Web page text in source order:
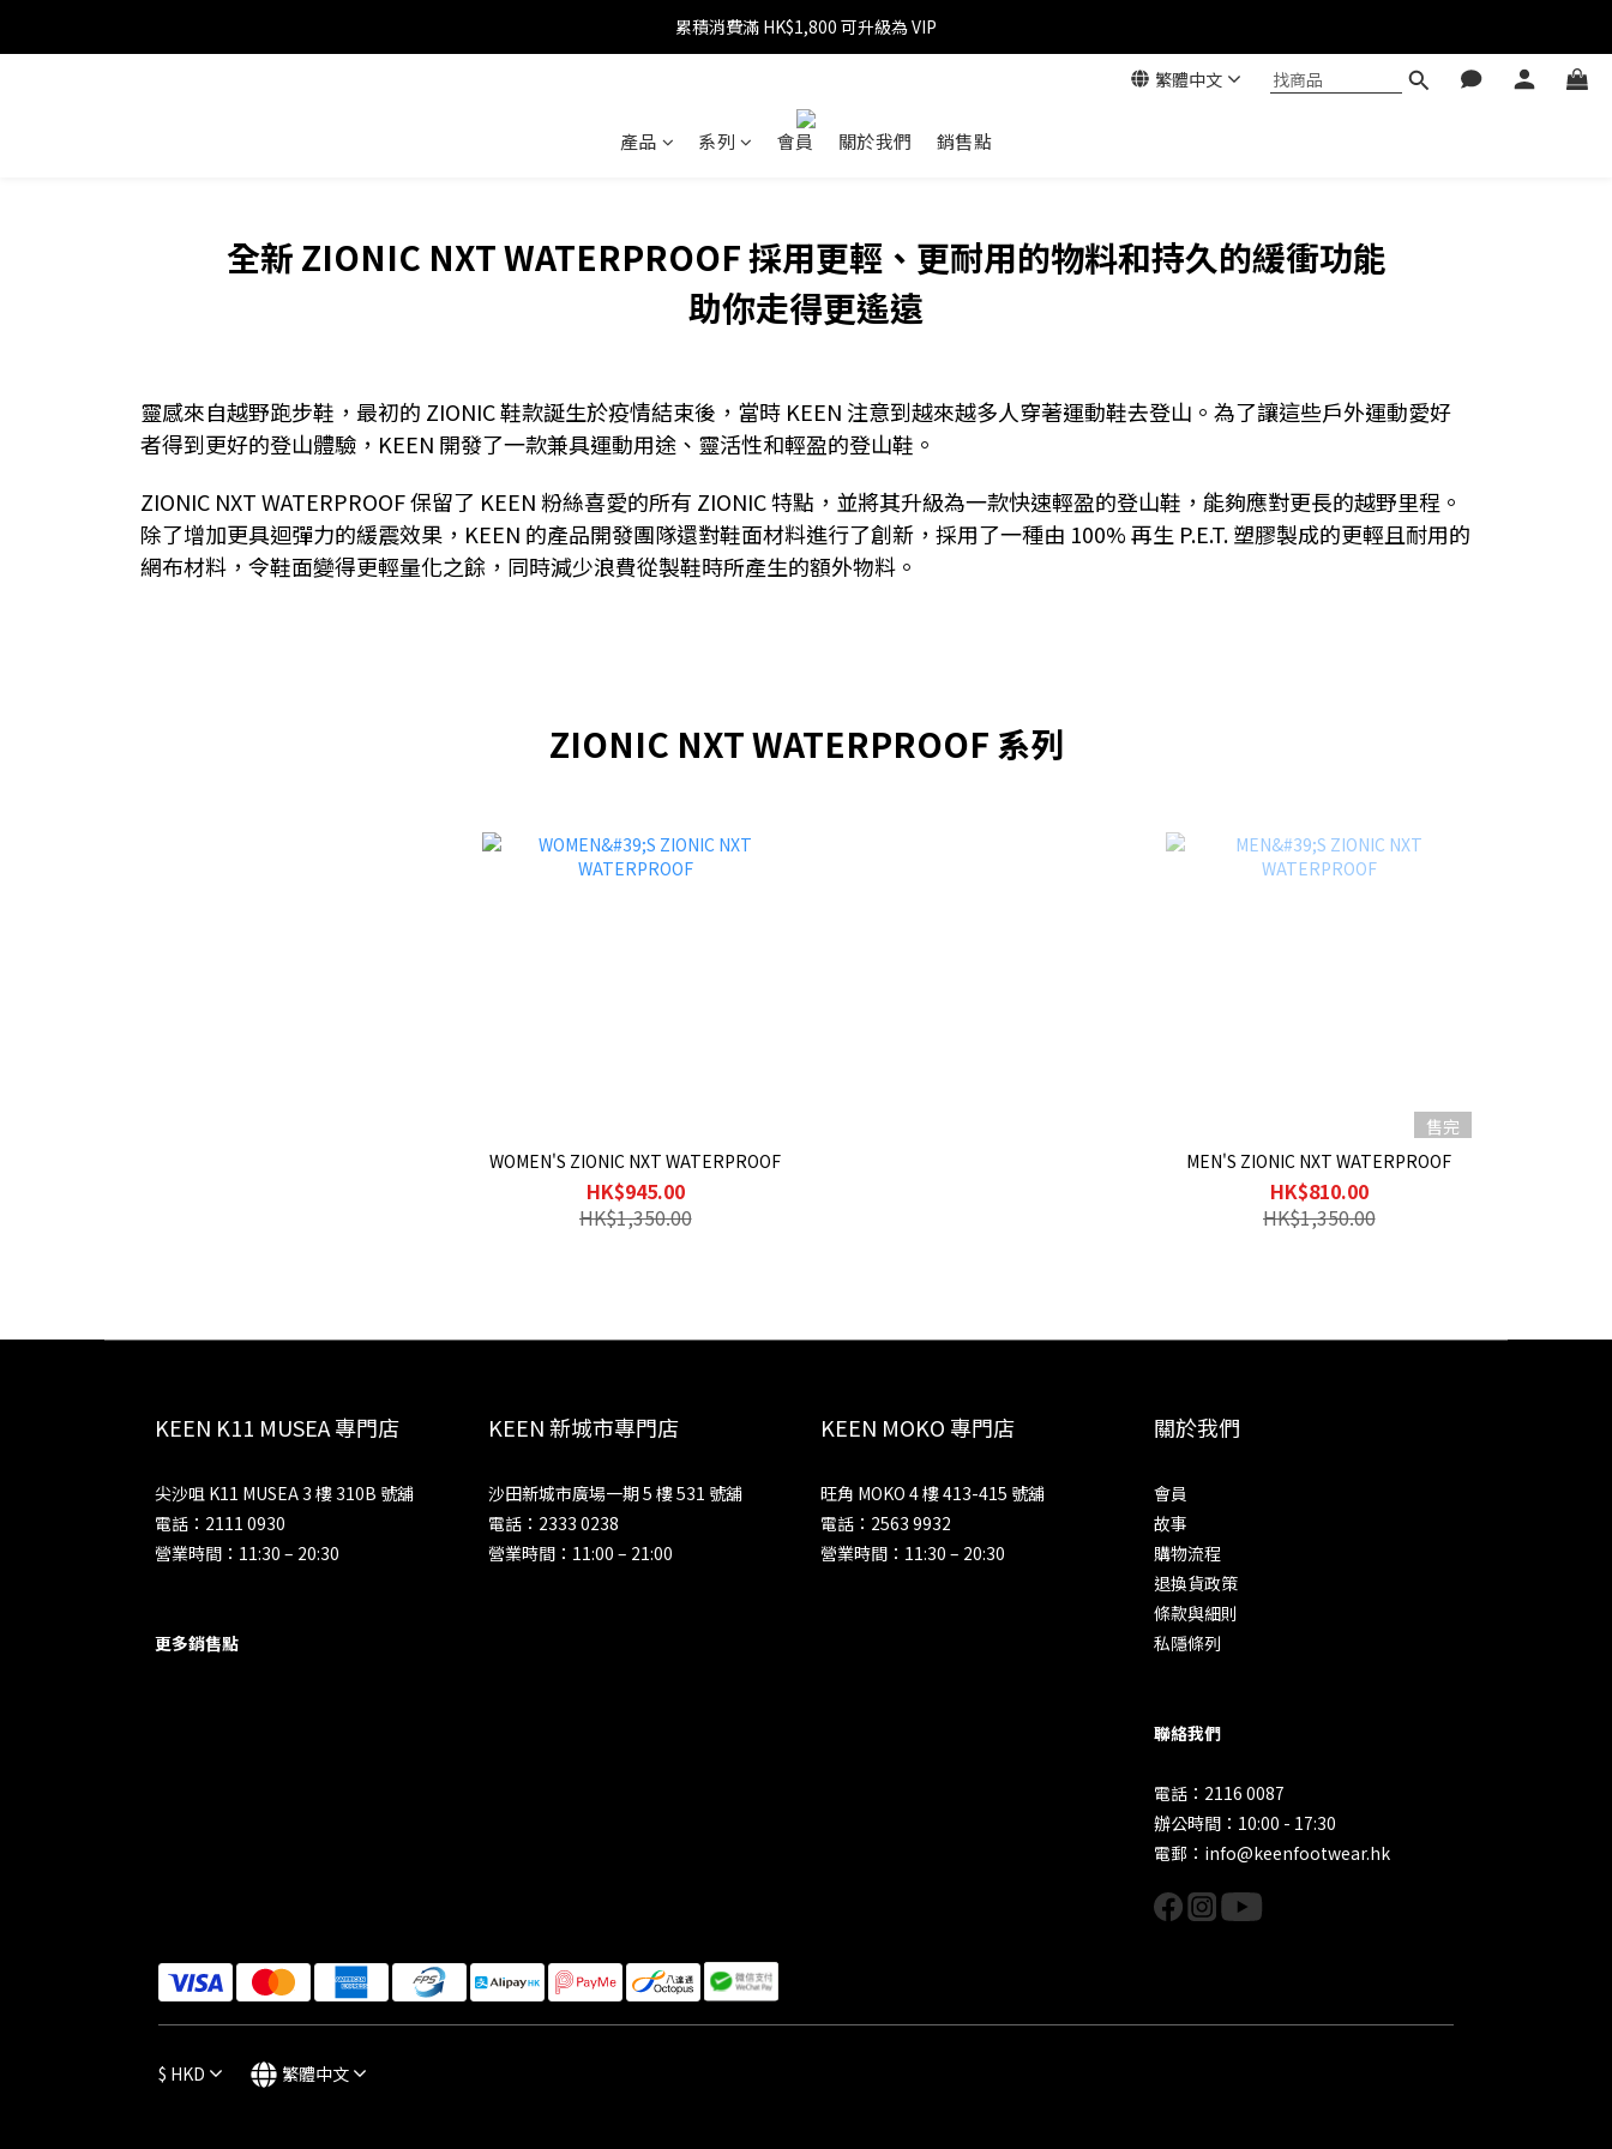
消費滿 HK$599 免運費
累積消費滿 HK$1,800 可升級為 VIP
消費滿 HK$599 免運費
繁體中文
產品 系列 會員 關於我們 銷售點
全新 ZIONIC NXT WATERPROOF 採用更輕、更耐用的物料和持久的緩衝功能
助你走得更遙遠
靈感來自越野跑步鞋，最初的 ZIONIC 鞋款誕生於疫情結束後，當時 KEEN 注意到越來越多人穿著運動鞋去登山。為了讓這些戶外運動愛好
者得到更好的登山體驗，KEEN 開發了一款兼具運動用途、靈活性和輕盈的登山鞋。
ZIONIC NXT WATERPROOF 保留了 KEEN 粉絲喜愛的所有 ZIONIC 特點，並將其升級為一款快速輕盈的登山鞋，能夠應對更長的越野里程。
除了增加更具迴彈力的緩震效果，KEEN 的產品開發團隊還對鞋面材料進行了創新，採用了一種由 100% 再生 P.E.T. 塑膠製成的更輕且耐用的
網布材料，令鞋面變得更輕量化之餘，同時減少浪費從製鞋時所產生的額外物料。
ZIONIC NXT WATERPROOF 系列
WOMEN'S ZIONIC NXT WATERPROOF
HK$945.00
HK$1,350.00
售完
MEN'S ZIONIC NXT WATERPROOF
HK$810.00
HK$1,350.00
KEEN K11 MUSEA 專門店
尖沙咀 K11 MUSEA 3 樓 310B 號舖
電話：2111 0930
營業時間：11:30 – 20:30
更多銷售點
KEEN 新城市專門店
沙田新城市廣場一期 5 樓 531 號舖
電話：2333 0238
營業時間：11:00 – 21:00
KEEN MOKO 專門店
旺角 MOKO 4 樓 413-415 號舖
電話：2563 9932
營業時間：11:30 – 20:30
關於我們
會員
故事
購物流程
退換貨政策
條款與細則
私隱條列
聯絡我們
電話：2116 0087
辦公時間：10:00 - 17:30
電郵：info@keenfootwear.hk
$ HKD 繁體中文